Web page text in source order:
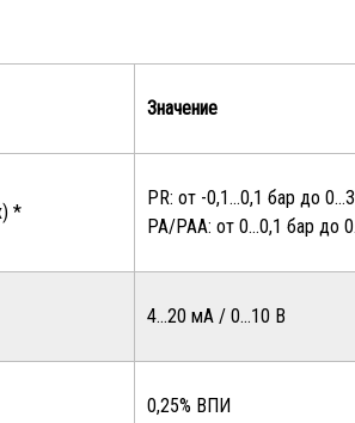
Значение
*
PR: от -0,1…0,1 бар до
PA/PAA: от 0…0,1 бар до
4…20 мА / 0…10 В
0,25% ВПИ